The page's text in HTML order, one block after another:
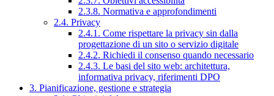
2.3.8. Normativa e approfondimenti
2.4. Privacy
2.4.1. Come rispettare la privacy sin dalla
progettazione di un sito o servizio digitale
2.4.2. Richiedi il consenso quando necessario
2.4.3. Le basi del sito web: architettura,
informativa privacy, riferimenti DPO
3. Pianificazione, gestione e strategia